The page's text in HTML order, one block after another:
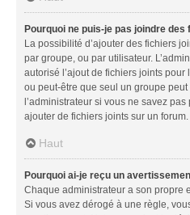
Pourquoi ne puis-je pas joindre
La possibilité d’ajouter des fichiers
par groupe, ou par utilisateur.
autorisé l’ajout de fichiers joints
ou peut-être que seul un groupe
l’administrateur si vous ne savez
ajouter de fichiers joints sur un forum.
Haut
Pourquoi ai-je reçu un
Chaque administrateur a son propre
Si vous avez dérogé à une règle,